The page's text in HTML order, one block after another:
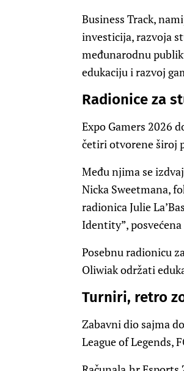
Business Track,
investicija, razvoja
međunarodnu
edukaciju i razvoj
Radionice za
Expo Gamers 2026
četiri otvorene široj
Među njima se
Nicka Sweetmana,
radionica Julie
Identity”,
Posebnu radionicu
Oliwiak održati
Turniri, retro
Zabavni dio sajma
League of Legends,